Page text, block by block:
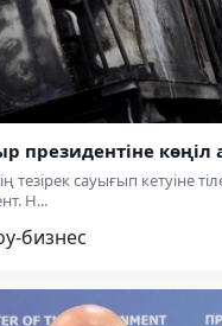
президентіне көңіл
сауығып кетуіне
Н...
бизнес